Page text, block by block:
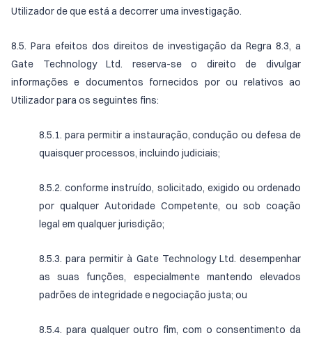
Utilizador de que está a decorrer uma investigação.
8.5. Para efeitos dos direitos de investigação da Regra 8.3, a
Gate Technology Ltd. reserva-se o direito de divulgar
informações e documentos fornecidos por ou relativos ao
Utilizador para os seguintes fins:
8.5.1. para permitir a instauração, condução ou defesa de
quaisquer processos, incluindo judiciais;
8.5.2. conforme instruído, solicitado, exigido ou ordenado
por qualquer Autoridade Competente, ou sob coação
legal em qualquer jurisdição;
8.5.3. para permitir à Gate Technology Ltd. desempenhar
as suas funções, especialmente mantendo elevados
padrões de integridade e negociação justa; ou
8.5.4. para qualquer outro fim, com o consentimento da